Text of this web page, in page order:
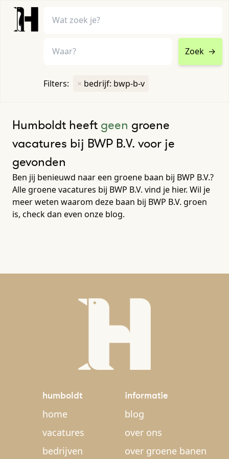
Zoek →
Filters: × bedrijf: bwp-b-v
Humboldt heeft geen groene
vacatures bij BWP B.V. voor je
gevonden
Ben jij benieuwd naar een groene baan bij BWP B.V.?
Alle groene vacatures bij BWP B.V. vind je hier. Wil je
meer weten waarom deze baan bij BWP B.V. groen
is, check dan even onze blog.
humboldt
home
vacatures
bedrijven
informatie
blog
over ons
over groene banen